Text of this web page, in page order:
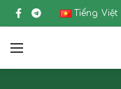
Tiếng Việt